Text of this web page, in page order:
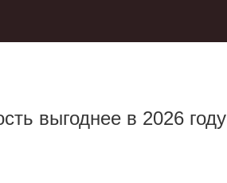
выгоднее в 2026 году